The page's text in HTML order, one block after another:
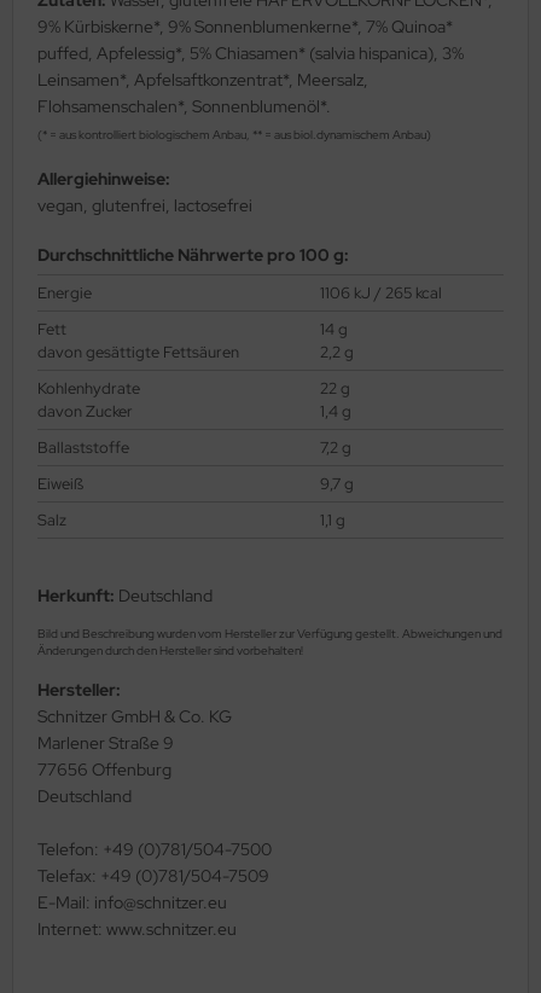
9% Kürbiskerne*, 9% Sonnenblumenkerne*, 7% Quinoa*
puffed, Apfelessig*, 5% Chiasamen* (salvia hispanica), 3%
Leinsamen*, Apfelsaftkonzentrat*, Meersalz,
Flohsamenschalen*, Sonnenblumenöl*.
(* = aus kontrolliert biologischem Anbau, ** = aus biol.dynamischem Anbau)
Allergiehinweise:
vegan, glutenfrei, lactosefrei
Durchschnittliche Nährwerte pro 100 g:
Energie
1106 kJ / 265 kcal
Fett
davon gesättigte Fettsäuren
14 g
2,2 g
Kohlenhydrate
davon Zucker
22 g
1,4 g
Ballaststoffe
7,2 g
Eiweiß
9,7 g
Salz
1,1 g
Herkunft: Deutschland
Bild und Beschreibung wurden vom Hersteller zur Verfügung gestellt. Abweichungen und
Änderungen durch den Hersteller sind vorbehalten!
Hersteller:
Schnitzer GmbH & Co. KG
Marlener Straße 9
77656 Offenburg
Deutschland
Telefon: +49 (0)781/504-7500
Telefax: +49 (0)781/504-7509
E-Mail: info@schnitzer.eu
Internet: www.schnitzer.eu